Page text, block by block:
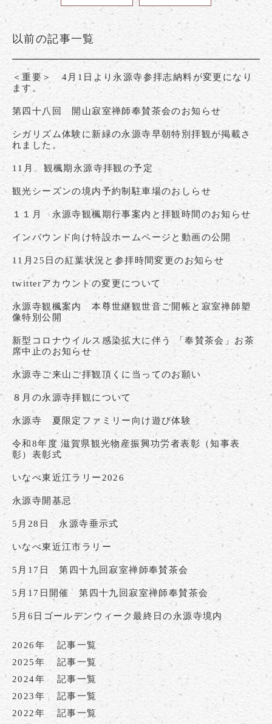
以前の記事一覧
＜重要＞ 4月1日より永源寺参拝志納料が変更になり
ます。
第四十八回 開山寂室禅師奉賛茶会のお知らせ
シガリズム体験に新緑の永源寺早朝特別拝観が掲載さ
れました。
11月 観楓期永源寺拝観の予定
観光シーズンの境内予約制駐車場のおしらせ
１１月 永源寺観楓期行事案内と拝観時間のお知らせ
インバウンド向け特設ホームページと動画の公開
11月25日の紅葉状況と参拝時間変更のお知らせ
twitterアカウントの変更について
永源寺観楓案内 本尊世継観世音ご開帳と寂室禅師塑
像特別公開
新型コロナウイルス感染拡大に伴う 「奉賛茶会」お茶
席中止のお知らせ
永源寺ご来山ご拝観頂くに当ってのお願い
８月の永源寺拝観について
永源寺 夏限定ファミリー向け遊び体験
令和8年度 滋賀県観光物産振興功労者表彰（知事表
彰）表彰式
いなべ東近江ラリー2026
永源寺開基忌
5月28日 永源寺垂示式
いなべ東近江市ラリー
5月17日 第四十九回寂室禅師奉賛茶会
5月17日開催 第四十九回寂室禅師奉賛茶会
5月6日ゴールデンウィーク最終日の永源寺境内
2026年
記事一覧
2025年
記事一覧
2024年
記事一覧
2023年
記事一覧
2022年
記事一覧